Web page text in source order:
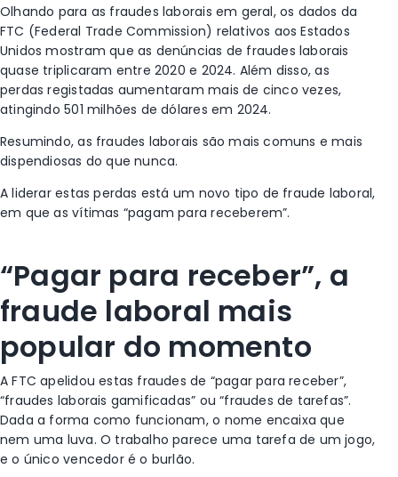
Olhando para as fraudes laborais em geral, os dados da
FTC (Federal Trade Commission) relativos aos Estados
Unidos mostram que as denúncias de fraudes laborais
quase triplicaram entre 2020 e 2024. Além disso, as
perdas registadas aumentaram mais de cinco vezes,
atingindo 501 milhões de dólares em 2024.
Resumindo, as fraudes laborais são mais comuns e mais
dispendiosas do que nunca.
A liderar estas perdas está um novo tipo de fraude laboral,
em que as vítimas “pagam para receberem”.
“Pagar para receber”, a
fraude laboral mais
popular do momento
A FTC apelidou estas fraudes de “pagar para receber”,
“fraudes laborais gamificadas” ou “fraudes de tarefas”.
Dada a forma como funcionam, o nome encaixa que
nem uma luva. O trabalho parece uma tarefa de um jogo,
e o único vencedor é o burlão.